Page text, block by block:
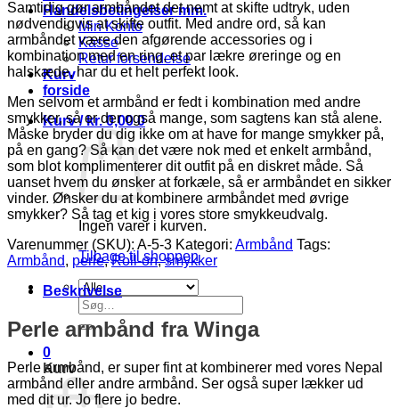
Handelsbetingelser mm.
Min Konto
Kasse
Retur forsendelse
Kurv
forside
Kurv /kr.0,00 0
Ingen varer i kurven.
Tilbage til shoppen
Søg
efter:
0
Kurv
Samtidig gør armbåndet det nemt at skifte udtryk, uden
nødvendigvis at skifte outfit. Med andre ord, så kan
armbåndet være den afgørende accessories og i
kombination med en ring, et par lækre øreringe og en
halskæde, har du et helt perfekt look.
Men selvom et armbånd er fedt i kombination med andre
smykker, så er der også mange, som sagtens kan stå alene.
Måske bryder du dig ikke om at have for mange smykker på,
på en gang? Så kan det være nok med et enkelt armbånd,
som blot komplimenterer dit outfit på en diskret måde. Så
uanset hvem du ønsker at forkæle, så er armbåndet en sikker
vinder. Ønsker du at kombinere armbåndet med øvrige
smykker? Så tag et kig i vores store smykkeudvalg.
Varenummer (SKU): A-5-3 Kategori: Armbånd Tags:
Armbånd, perle,Roll-on,smykker
Beskrivelse
Perle armbånd fra Winga
Perle armbånd, er super fint at kombinerer med vores Nepal
armbånd eller andre armbånd. Ser også super lækker ud
med dit ur. Jo flere jo bedre.